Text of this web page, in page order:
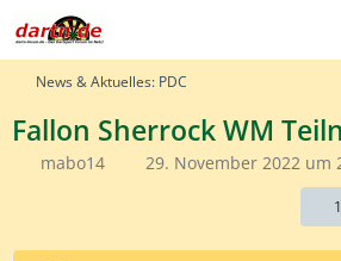
News & Aktuelles: PDC
Fallon Sherrock WM
mabo14 29. November 2022 um